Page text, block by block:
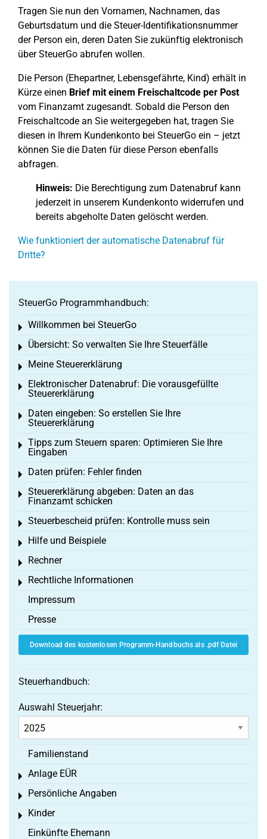
Tragen Sie nun den Vornamen, Nachnamen, das
Geburtsdatum und die Steuer-Identifikationsnummer
der Person ein, deren Daten Sie zukünftig elektronisch
über SteuerGo abrufen wollen.
Die Person (Ehepartner, Lebensgefährte, Kind) erhält in
Kürze einen Brief mit einem Freischaltcode per Post
vom Finanzamt zugesandt. Sobald die Person den
Freischaltcode an Sie weitergegeben hat, tragen Sie
diesen in Ihrem Kundenkonto bei SteuerGo ein – jetzt
können Sie die Daten für diese Person ebenfalls
abfragen.
Hinweis: Die Berechtigung zum Datenabruf kann
jederzeit in unserem Kundenkonto widerrufen und
bereits abgeholte Daten gelöscht werden.
Wie funktioniert der automatische Datenabruf für
Dritte?
SteuerGo Programmhandbuch:
Willkommen bei SteuerGo
Toggle menu
Übersicht: So verwalten Sie Ihre Steuerfälle
Toggle menu
Meine Steuererklärung
Toggle menu
Elektronischer Datenabruf: Die vorausgefüllte
Steuererklärung
Toggle menu
Daten eingeben: So erstellen Sie Ihre
Steuererklärung
Toggle menu
Tipps zum Steuern sparen: Optimieren Sie Ihre
Eingaben
Toggle menu
Daten prüfen: Fehler finden
Toggle menu
Steuererklärung abgeben: Daten an das
Finanzamt schicken
Toggle menu
Steuerbescheid prüfen: Kontrolle muss sein
Toggle menu
Hilfe und Beispiele
Toggle menu
Rechner
Toggle menu
Rechtliche Informationen
Toggle menu
Impressum
Presse
Download des kostenlosen Programm-Handbuchs als .pdf Datei
Steuerhandbuch:
Auswahl Steuerjahr:
Familienstand
Anlage EÜR
Toggle menu
Persönliche Angaben
Toggle menu
Kinder
Toggle menu
Einkünfte Ehemann